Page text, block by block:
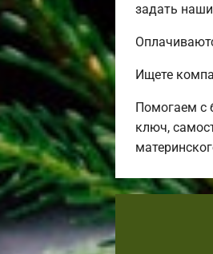
задать
Ищете
Помогаем с
ключ,